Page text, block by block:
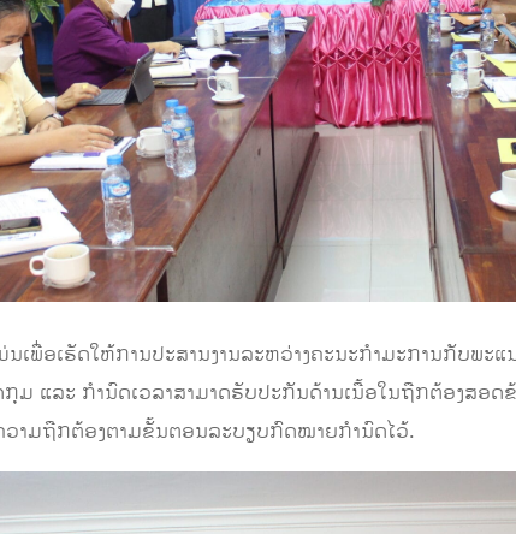
ເພື່ອເຮັດໃຫ້ການປະສານງານລະຫວ່າງຄະນະກໍາມະການກັບພ
ແລະ ກຳນົດເວລາສາມາດຮັບປະກັນດ້ານເນື້ອໃນຖືກຕ້ອງສອ
າມຖືກຕ້ອງຕາມຂັ້ນຕອນລະບຽບກົດໝາຍກໍານົດໄວ້.